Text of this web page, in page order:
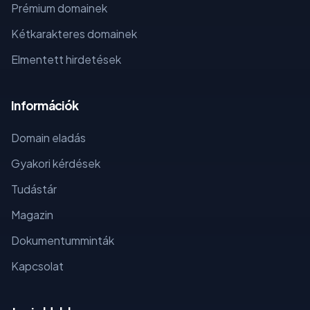
Prémium domainek
Kétkarakteres domainek
Elmentett hirdetések
Információk
Domain eladás
Gyakori kérdések
Tudástár
Magazin
Dokumentumminták
Kapcsolat